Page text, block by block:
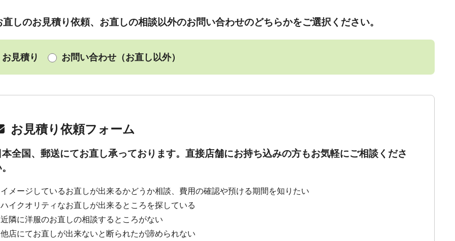
直しのお見積り依頼、お直しの相談以外のお問い合わせのどちらかをご選択ください。
お見積り お問い合わせ（お直し以外）
お見積り依頼フォーム
全国、郵送にてお直し承っております。直接店舗にお持ち込みの方もお気軽にご相談くださ
メージしているお直しが出来るかどうか相談、費用の確認や預ける期間を知りたい
イクオリティなお直しが出来るところを探している
隣に洋服のお直しの相談するところがない
店にてお直しが出来ないと断られたが諦められない